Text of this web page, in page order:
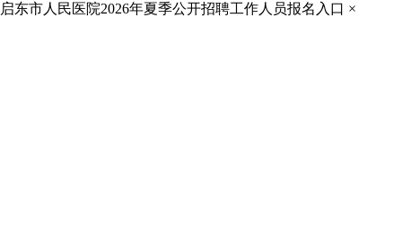
启东市人民医院2026年夏季公开招聘工作人员报名入口 ×